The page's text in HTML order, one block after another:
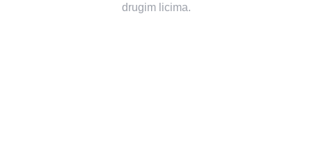
drugim licima.